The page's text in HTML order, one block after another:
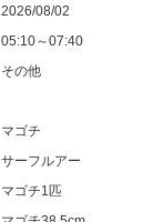
2026/08/02
05:10～07:40
その他
マゴチ
サーフルアー
マゴチ1匹